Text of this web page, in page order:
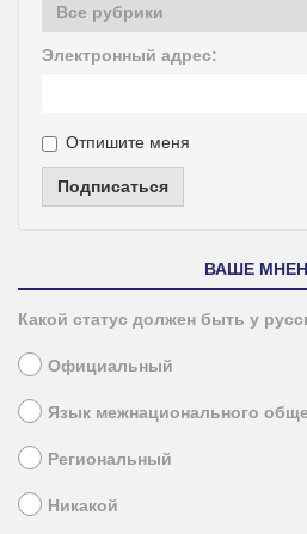
Электронный адрес:
Отпишите меня
Подписаться
ВАШЕ
Какой статус должен быть у
Официальный
Язык межнационального
Региональный
Никакой